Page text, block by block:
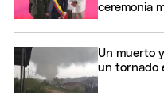
ceremonia
Un muerto
un tornado